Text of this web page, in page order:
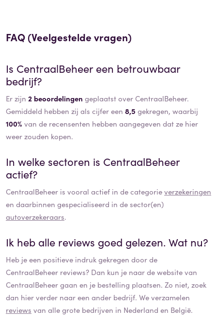
FAQ (Veelgestelde vragen)
Is CentraalBeheereen betrouwbaar
bedrijf?
Er zijn 2 beoordelingen geplaatst over CentraalBeheer.
Gemiddeld hebben zij als cijfer een 8,5 gekregen, waarbij
100% van de recensenten hebben aangegeven dat ze hier
weer zouden kopen.
In welke sectoren is CentraalBeheer
actief?
CentraalBeheer is vooral actief in de categorieverzekeringen
en daarbinnen gespecialiseerd in de sector(en)
autoverzekeraars.
Ik heb alle reviews goed gelezen. Wat nu?
Heb je een positieve indruk gekregen door de
CentraalBeheer reviews? Dan kun je naar de website van
CentraalBeheergaan en je bestelling plaatsen. Zo niet, zoek
dan hier verder naar een ander bedrijf. We verzamelen
reviews van alle grote bedrijven in Nederland en België.